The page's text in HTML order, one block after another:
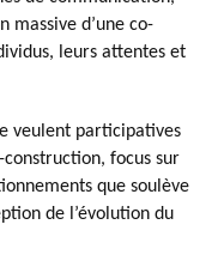
massive d’une co-
leurs attentes et
veulent participatives
focus sur
que soulève
de l’évolution du